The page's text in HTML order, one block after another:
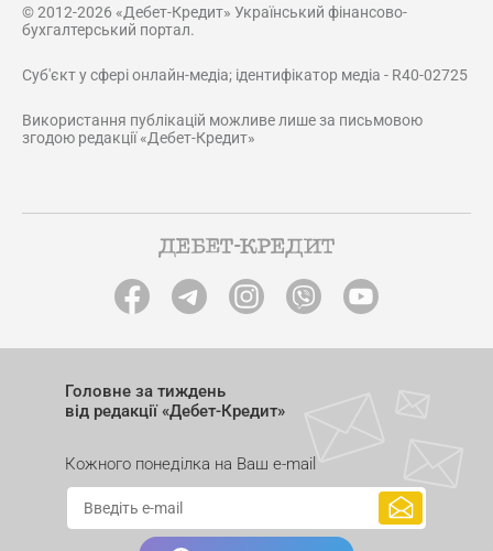
© 2012-2026 «Дебет-Кредит» Український фінансово-
бухгалтерський портал.
Суб'єкт у сфері онлайн-медіа; ідентифікатор медіа - R40-02725
Використання публікацій можливе лише за письмовою
згодою редакції «Дебет-Кредит»
Головне за тиждень
від редакції «Дебет-Кредит»
Кожного понеділка на Ваш e-mail